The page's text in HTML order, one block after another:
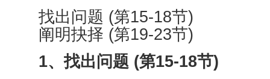
找出问题 (第15-18节)
阐明抉择 (第19-23节)
1、找出问题 (第15-18节)